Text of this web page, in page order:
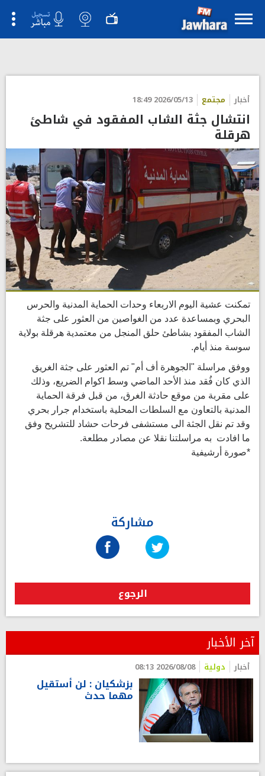
أخبار مجتمع 2026/05/13 18:49
انتشال جثة الشاب المفقود في شاطئ
هرقلة
تمكنت عشية اليوم الاربعاء وحدات الحماية المدنية والحرس
البحري وبمساعدة عدد من الغواصين من العثور على جثة
الشاب المفقود بشاطئ حلق المنجل من معتمدية هرقلة بولاية
سوسة منذ أيام.
ووفق مراسلة "الجوهرة أف أم" تم العثور على جثة الغريق
الذي كان فُقد منذ الأحد الماضي وسط اكوام الضريع، وذلك
على مقربة من موقع حادثة الغرق، من قبل فرقة الحماية
المدنية بالتعاون مع السلطات المحلية باستخدام جرار بحري
وقد تم نقل الجثة الى مستشفى فرحات حشاد للتشريح وفق
ما افادت به مراسلتنا نقلا عن مصادر مطلعة.
*صورة أرشيفية
مشاركة
الرجوع
آخر الأخبار
أخبار دولية 2026/08/08 08:13
بزشكيان : لن أستقيل
مهما حدث